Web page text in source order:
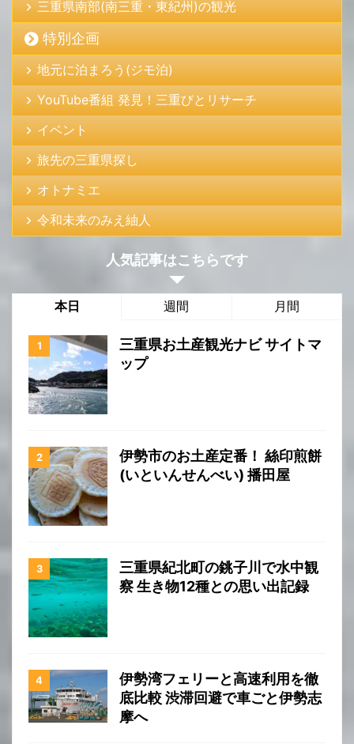
三重県南部(南三重・東紀州)の観光
特別企画
地元に泊まろう(ジモ泊)
YouTube番組 発見！三重びとリサーチ
イベント
旅先の三重県探し
オトナミエ
令和未来のみえ紬人
人気記事はこちらです
本日 週間 月間
三重県お土産観光ナビ サイトマ
ップ
伊勢市のお土産定番！ 絲印煎餅
(いといんせんべい) 播田屋
三重県紀北町の銚子川で水中観
察 生き物12種との思い出記録
伊勢湾フェリーと高速利用を徹
底比較 渋滞回避で車ごと伊勢志
摩へ